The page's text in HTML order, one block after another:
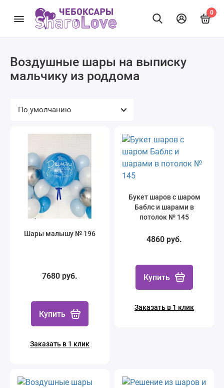
0
Воздушные шары на выписку
мальчику из роддома
Шары малышу № 196
7680 руб.
Купить
Заказать в 1 клик
Букет шаров с шаром
Баблс и шарами в
потолок № 145
4860 руб.
Купить
Заказать в 1 клик